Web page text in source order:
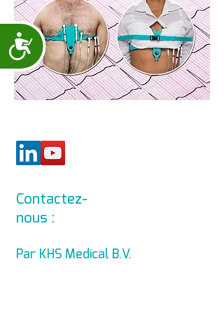
Accessibility
Contactez-
nous :
Par KHS Medical B.V.